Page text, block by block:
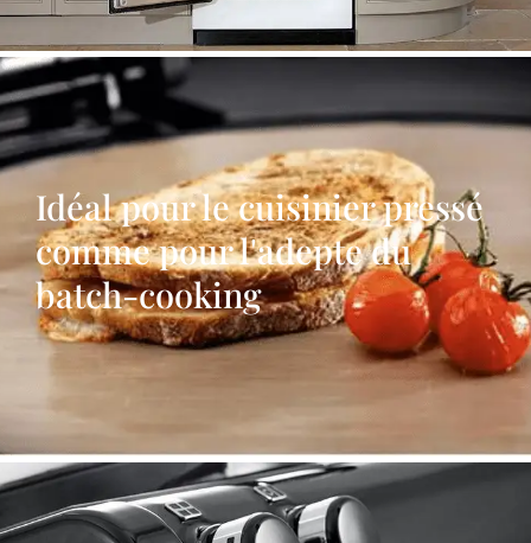
Idéal pour le cuisinier pressé
comme pour l'adepte du
batch-cooking